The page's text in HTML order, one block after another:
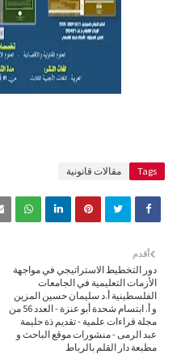
Tags مقالات قانونية
أقدم
دور التخطيط الاستراتيجي في مواجهة
الأزمات التعليمية في الجامعات
الفلسطينية أ.د سليمان حسين المزين
و أ. ابتسام شحدة أبو عنزة - العدد 56 من
مجلة قراءات علمية - تقديم ذة حليمة
عبد الرمى - منشورات موقع الباحث و
مطبعة دار القلم بالرباط